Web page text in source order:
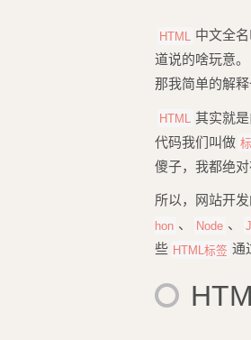
HTML 中文全
道说的啥玩意。
那我简单的解
HTML
其实就
代码我们叫做
傻子，我都绝
所以，网站开
hon 、 Node 、
些 HTML标签 通